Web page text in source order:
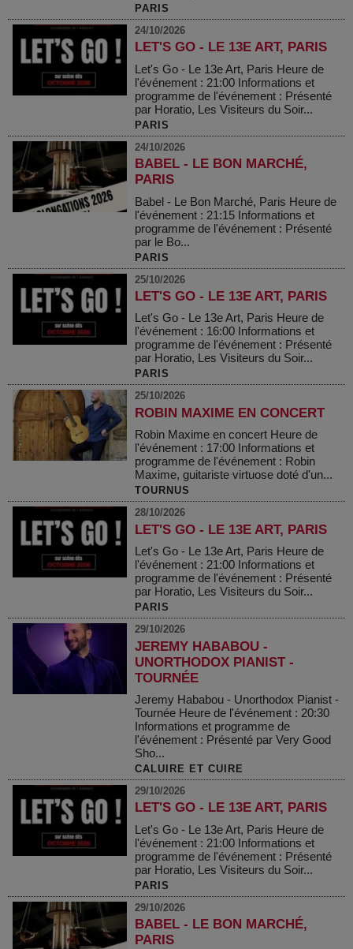
PARIS
24/10/2026
LET'S GO - LE 13E ART, PARIS
Let's Go - Le 13e Art, Paris Heure de
l'événement : 21:00 Informations et
programme de l'événement : Présenté
par Horatio, Les Visiteurs du Soir...
PARIS
24/10/2026
BABEL - LE BON MARCHÉ,
PARIS
Babel - Le Bon Marché, Paris Heure de
l'événement : 21:15 Informations et
programme de l'événement : Présenté
par le Bo...
PARIS
25/10/2026
LET'S GO - LE 13E ART, PARIS
Let's Go - Le 13e Art, Paris Heure de
l'événement : 16:00 Informations et
programme de l'événement : Présenté
par Horatio, Les Visiteurs du Soir...
PARIS
25/10/2026
ROBIN MAXIME EN CONCERT
Robin Maxime en concert Heure de
l'événement : 17:00 Informations et
programme de l'événement : Robin
Maxime, guitariste virtuose doté d'un...
TOURNUS
28/10/2026
LET'S GO - LE 13E ART, PARIS
Let's Go - Le 13e Art, Paris Heure de
l'événement : 21:00 Informations et
programme de l'événement : Présenté
par Horatio, Les Visiteurs du Soir...
PARIS
29/10/2026
JEREMY HABABOU -
UNORTHODOX PIANIST -
TOURNÉE
Jeremy Hababou - Unorthodox Pianist -
Tournée Heure de l'événement : 20:30
Informations et programme de
l'événement : Présenté par Very Good
Sho...
CALUIRE ET CUIRE
29/10/2026
LET'S GO - LE 13E ART, PARIS
Let's Go - Le 13e Art, Paris Heure de
l'événement : 21:00 Informations et
programme de l'événement : Présenté
par Horatio, Les Visiteurs du Soir...
PARIS
29/10/2026
BABEL - LE BON MARCHÉ,
PARIS